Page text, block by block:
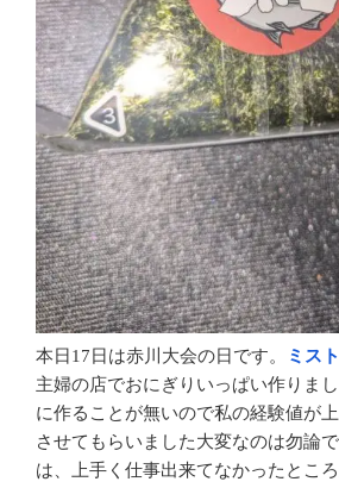
本日17日は赤川大会の日です。 ミスト
主婦の店でおにぎりいっぱい作りま
に作ることが無いので私の経験値が
させてもらいました大変なのは勿論
は、上手く仕事出来てなかったとこ